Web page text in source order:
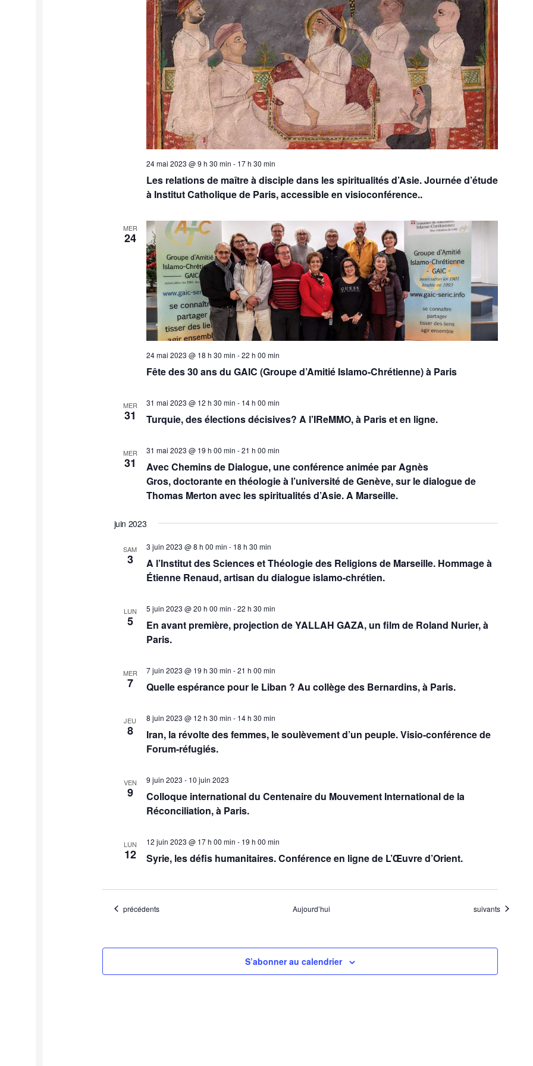
Les relations de maître à disciple dans les spiritualités d’Asie. Journée d’étude
à Institut Catholique de Paris, accessible en visioconférence..
24 mai 2023 @ 9 h 30 min - 17 h 30 min
MER
24
Fête des 30 ans du GAIC (Groupe d’Amitié Islamo-Chrétienne) à Paris
24 mai 2023 @ 18 h 30 min -22 h 00 min
MER
31 Turquie, des élections décisives? A l’IReMMO, à Paris et en ligne.
31 mai 2023 @ 12 h 30 min - 14 h 00 min
MER
31
Avec Chemins de Dialogue, une conférence animée par Agnès
Gros, doctorante en théologie à l’université de Genève, sur le dialogue de
Thomas Merton avec les spiritualités d’Asie. A Marseille.
31 mai 2023 @ 19 h 00 min -21 h 00 min
juin 2023
SAM
3
A l’Institut des Sciences et Théologie des Religions de Marseille. Hommage à
Étienne Renaud, artisan du dialogue islamo-chrétien.
3 juin 2023 @ 8 h 00 min - 18 h 30 min
LUN
5
En avant première, projection de YALLAH GAZA, un film de Roland Nurier, à
Paris.
5 juin 2023 @ 20 h 00 min -22 h 30 min
MER
7 Quelle espérance pour le Liban ? Au collège des Bernardins, à Paris.
7 juin 2023 @ 19 h 30 min -21 h 00 min
JEU
8
Iran, la révolte des femmes, le soulèvement d’un peuple. Visio-conférence de
Forum-réfugiés.
8 juin 2023 @ 12 h 30 min - 14 h 30 min
VEN
9
Colloque international du Centenaire du Mouvement International de la
Réconciliation, à Paris.
9 juin 2023 - 10 juin 2023
LUN
12 Syrie, les défis humanitaires. Conférence en ligne de L’Œuvre d’Orient.
12 juin 2023 @ 17 h 00 min - 19 h 00 min
Évènements
précédents Aujourd’hui Évènements
suivants
S’abonner au calendrier